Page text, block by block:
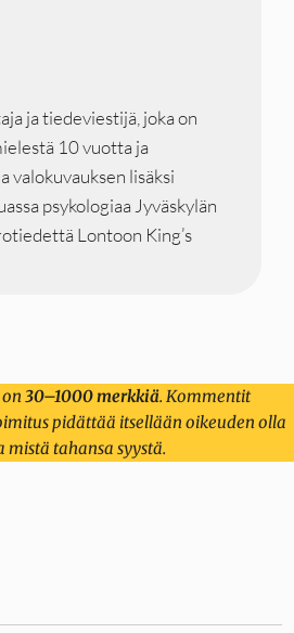
ja tiedeviestijä, joka on
10 vuotta ja
valokuvauksen lisäksi
psykologiaa Jyväskylän
Lontoon King’s
30–1000 merkkiä. Kommentit
pidättää itsellään oikeuden olla
tahansa syystä.